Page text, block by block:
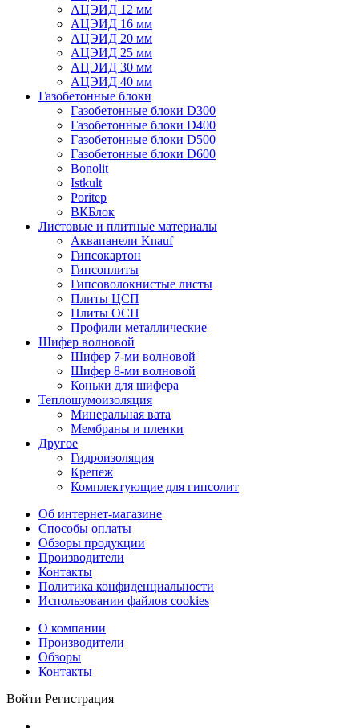
АЦЭИД 12 мм
АЦЭИД 16 мм
АЦЭИД 20 мм
АЦЭИД 25 мм
АЦЭИД 30 мм
АЦЭИД 40 мм
Газобетонные блоки
Газобетонные блоки D300
Газобетонные блоки D400
Газобетонные блоки D500
Газобетонные блоки D600
Bonolit
Istkult
Poritep
ВКБлок
Листовые и плитные материалы
Аквапанели Knauf
Гипсокартон
Гипсоплиты
Гипсоволокнистые листы
Плиты ЦСП
Плиты ОСП
Профили металлические
Шифер волновой
Шифер 7-ми волновой
Шифер 8-ми волновой
Коньки для шифера
Теплошумоизоляция
Минеральная вата
Мембраны и пленки
Другое
Гидроизоляция
Крепеж
Комплектующие для гипсолит
Об интернет-магазине
Способы оплаты
Обзоры продукции
Производители
Контакты
Политика конфиденциальности
Использовании файлов cookies
О компании
Производители
Обзоры
Контакты
Войти Регистрация